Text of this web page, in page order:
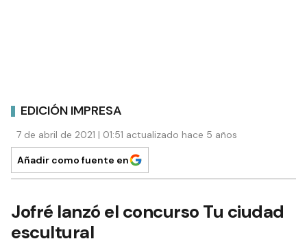
EDICIÓN IMPRESA
7 de abril de 2021 | 01:51 actualizado hace 5 años
Añadir como fuente en
Jofré lanzó el concurso Tu ciudad
escultural